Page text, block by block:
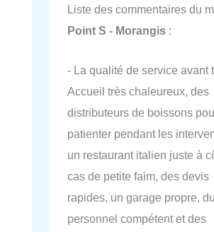
Liste des commentaires du
Point S - Morangis :
- La qualité de service avant
Accueil très chaleureux, des
distributeurs de boissons
patienter pendant les
un restaurant italien juste à
cas de petite faim, des devis
rapides, un garage propre, du
personnel compétent et des